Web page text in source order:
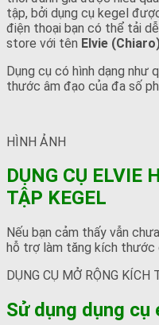
tập, bởi dụng cụ kegel
điện thoại bạn có thể tải
store với tên Elvie
Dụng cụ có hình dạng như
thước âm đạo của đa số
HÌNH ẢNH
DỤNG CỤ ELVIE
TẬP KEGEL
Nếu bạn cảm thấy vẫn
hỗ trợ làm tăng kích thước
DỤNG CỤ MỞ RỘNG
Sử dụng dụng cụ